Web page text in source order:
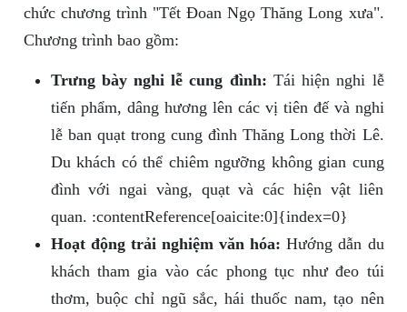
chức chương trình "Tết Đoan Ngọ Thăng Long xưa".
Chương trình bao gồm:
Trưng bày nghi lễ cung đình: Tái hiện nghi lễ
tiến phẩm, dâng hương lên các vị tiên đế và nghi
lễ ban quạt trong cung đình Thăng Long thời Lê.
Du khách có thể chiêm ngưỡng không gian cung
đình với ngai vàng, quạt và các hiện vật liên
quan. :contentReference[oaicite:0]{index=0}
Hoạt động trải nghiệm văn hóa: Hướng dẫn du
khách tham gia vào các phong tục như đeo túi
thơm, buộc chỉ ngũ sắc, hái thuốc nam, tạo nên